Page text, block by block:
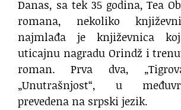
Danas, sa tek 35 godina, Tea
romana, nekoliko
najmlađa je književnica
uticajnu nagradu Orindž i
roman. Prva dva,
„Unutrašnjost“, u
prevedena na srpski jezik.